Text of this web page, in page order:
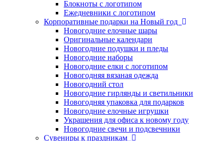
Блокноты с логотипом
Ежедневники с логотипом
Корпоративные подарки на Новый год
Новогодние елочные шары
Оригинальные календари
Новогодние подушки и пледы
Новогодние наборы
Новогодние елки с логотипом
Новогодняя вязаная одежда
Новогодний стол
Новогодние гирлянды и светильники
Новогодняя упаковка для подарков
Новогодние елочные игрушки
Украшения для офиса к новому году
Новогодние свечи и подсвечники
Сувениры к праздникам